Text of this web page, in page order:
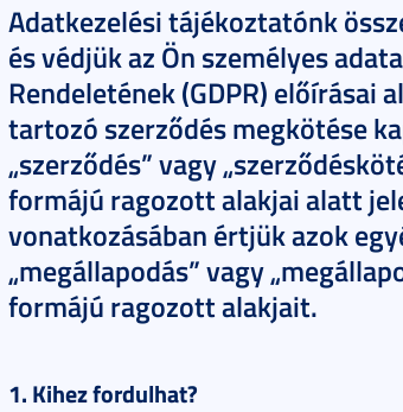
Adatkezelési tájékoztatónk
és védjük az Ön személyes
Rendeletének (GDPR) előírásai
tartozó szerződés megkötése
„szerződés” vagy
formájú ragozott alakjai alatt
vonatkozásában értjük azok
„megállapodás” vagy
formájú ragozott alakjait.
1. Kihez fordulhat?